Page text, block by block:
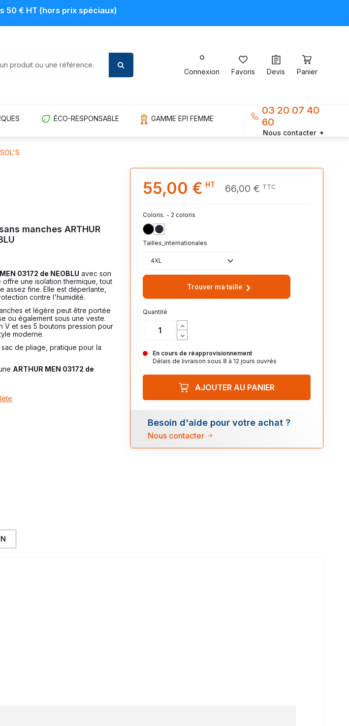
50 € HT (hors prix spéciaux)
Connexion Favoris Devis Panier
ÉCO-RESPONSABLE GAMME EPI FEMME
03 20 07 40
60
Nous contacter
manches ARTHUR
03172 de NEOBLU avec son
offre une isolation thermique, tout
assez fine. Elle est déperlante,
contre l'humidité.
et légère peut être portée
ou également sous une veste.
V et ses 5 boutons pression pour
moderne.
de pliage, pratique pour la
ARTHUR MEN 03172 de
55,00 € HT 66,00 € TTC
Coloris. - 2 coloris
NOIRBLEU NUIT 603
Tailles_internationales
4XL
Trouver ma taille
Quantité
En cours de réapprovisionnement
Délais de livraison sous 8 à 12 jours ouvrés
AJOUTER AU PANIER
Besoin d'aide pour votre achat ?
Nous contacter